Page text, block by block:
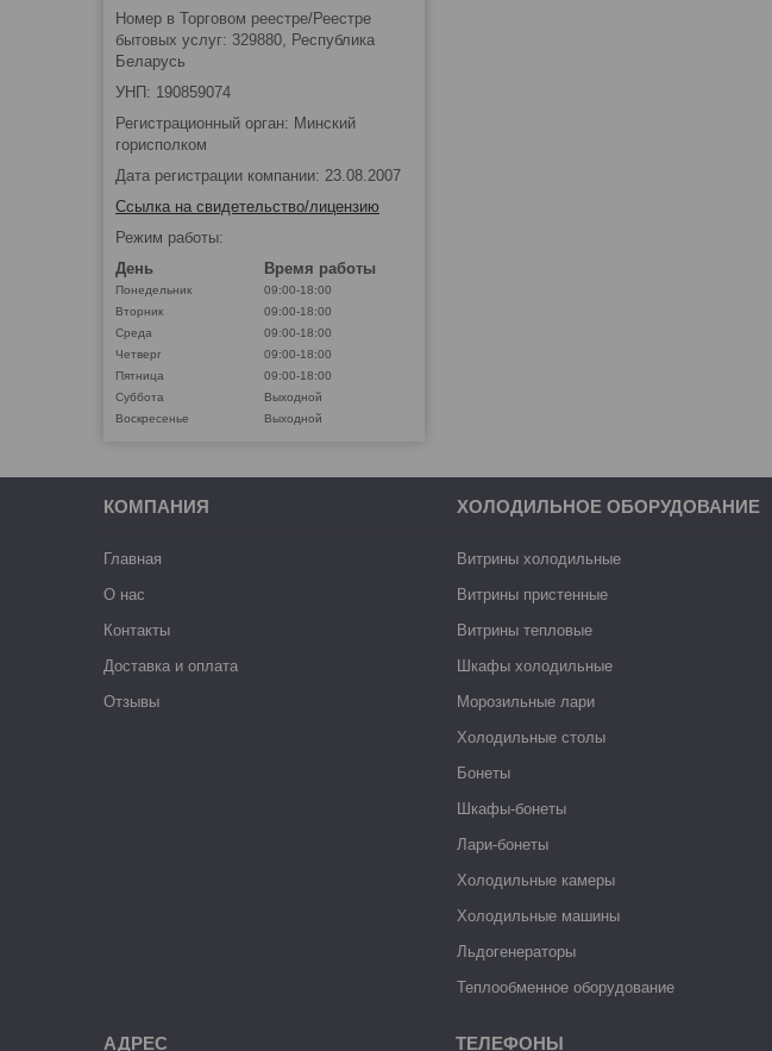
Номер в Торговом реестре/Реестре
бытовых услуг: 329880, Республика
Беларусь
УНП: 190859074
Регистрационный орган: Минский
горисполком
Дата регистрации компании: 23.08.2007
Ссылка на свидетельство/лицензию
Режим работы:
День
Время работы
Понедельник
09:00-18:00
Вторник
09:00-18:00
Среда
09:00-18:00
Четверг
09:00-18:00
Пятница
09:00-18:00
Суббота
Выходной
Воскресенье
Выходной
КОМПАНИЯ
Главная
О нас
Контакты
Доставка и оплата
Отзывы
ХОЛОДИЛЬНОЕ ОБОРУДОВАНИЕ
Витрины холодильные
Витрины пристенные
Витрины тепловые
Шкафы холодильные
Морозильные лари
Холодильные столы
Бонеты
Шкафы-бонеты
Лари-бонеты
Холодильные камеры
Холодильные машины
Льдогенераторы
Теплообменное оборудование